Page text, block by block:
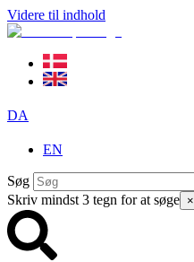
Videre til indhold
DA
EN
Søg
Skriv mindst 3 tegn for at søge ×